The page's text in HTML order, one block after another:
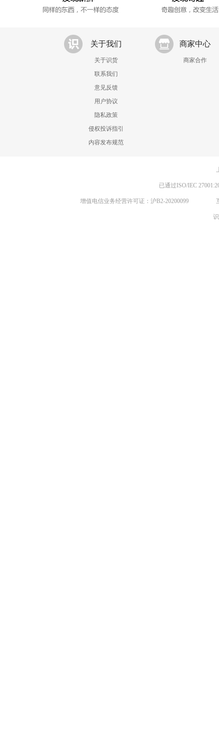
关于我们
关于识货
联系我们
意见反馈
用户协议
隐私政策
侵权投诉指引
内容发布规范
商家中心
商家合作
已通过ISO/IEC
增值电信业务经营许可证：沪B2-20200099